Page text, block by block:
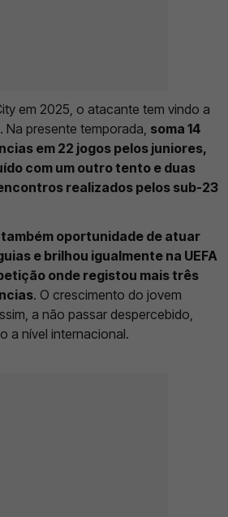
em 2025, o atacante tem vindo a
Na presente temporada, soma 14
em 22 jogos pelos juniores,
com um outro tento e duas
realizados pelos sub-23
oportunidade de atuar
e brilhou igualmente na UEFA
onde registou mais três
. O crescimento do jovem
a não passar despercebido,
a nível internacional.